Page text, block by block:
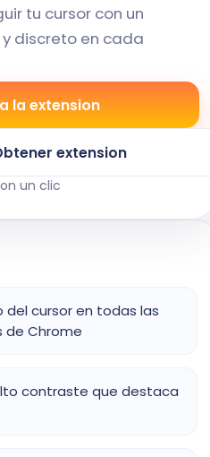
tu cursor con un
discreto en cada
la extension
extension
un clic
del cursor en todas las
de Chrome
contraste que destaca